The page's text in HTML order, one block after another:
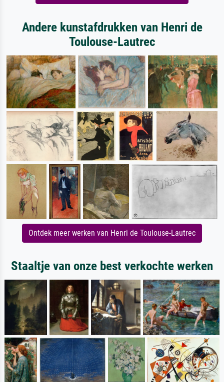
Andere kunstafdrukken van Henri de
Toulouse-Lautrec
Ontdek meer werken van Henri de Toulouse-Lautrec
Staaltje van onze best verkochte werken